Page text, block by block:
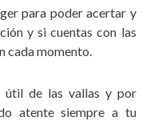
para poder acertar y
y si cuentas con las
cada momento.
de las vallas y por
atente siempre a tu